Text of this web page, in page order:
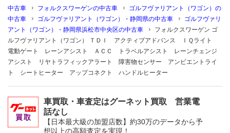
中古車 フォルクスワーゲンの中古車
ゴルフヴァリアント（ワゴン）の
中古車
ゴルフヴァリアント（ワゴン）・静岡県の中古車
ゴルフヴァリ
アント（ワゴン）・静岡県浜松市中央区の中古車
フォルクスワーゲン ゴ
ルフヴァリアント（ワゴン） ＴＤＩ アクティブアドバンス ＩＱライト
電動ゲート レーンアシスト ＡＣＣ トラベルアシスト レーンチェンジ
アシスト リヤトラフィックアラート 障害物センサー アンビエントライ
ト シートヒーター アップコネクト ハンドルヒーター
車買取・車査定はグーネット買取 営業電
話なし
【日本最大級の加盟店数】約30万のデータから予
想以上の高額査定を実現！